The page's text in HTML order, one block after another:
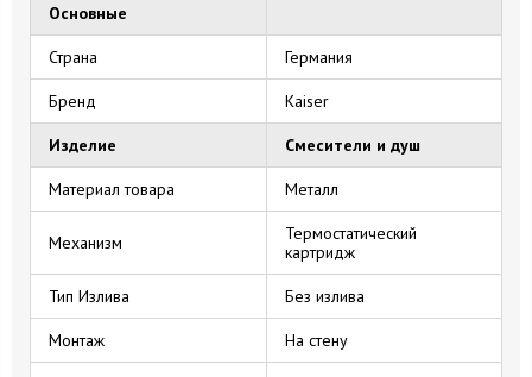
Основные
Страна Германия
Бренд Kaiser
Изделие Смесители и душ
Материал товара Металл
Механизм
Термостатический
картридж
Тип Излива Без излива
Монтаж На стену